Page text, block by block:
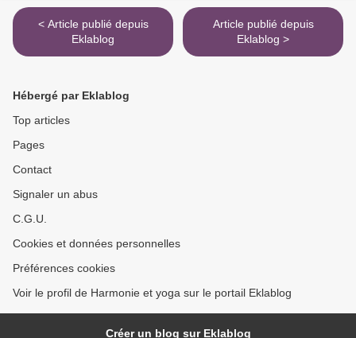
< Article publié depuis
Eklablog
Article publié depuis
Eklablog >
Hébergé par Eklablog
Top articles
Pages
Contact
Signaler un abus
C.G.U.
Cookies et données personnelles
Préférences cookies
Voir le profil de Harmonie et yoga sur le portail Eklablog
Créer un blog sur Eklablog